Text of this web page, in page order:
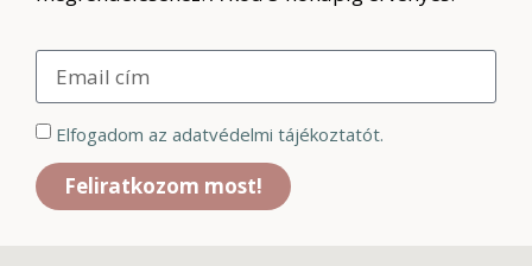
Elfogadom az adatvédelmi tájékoztatót.
Feliratkozom most!